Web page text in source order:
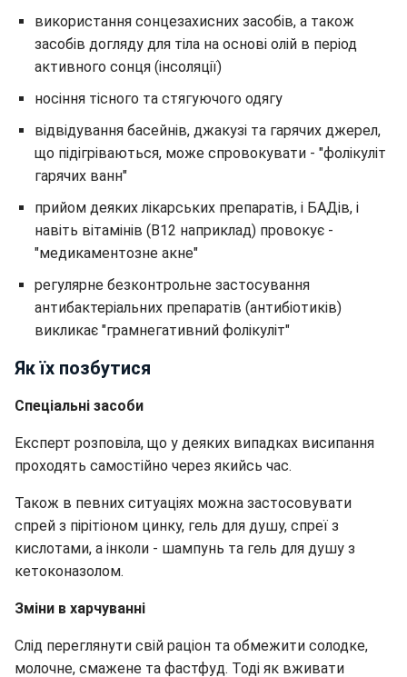
використання сонцезахисних засобів, а також
засобів догляду для тіла на основі олій в період
активного сонця (інсоляції)
носіння тісного та стягуючого одягу
відвідування басейнів, джакузі та гарячих джерел,
що підігріваються, може спровокувати - "фолікуліт
гарячих ванн"
прийом деяких лікарських препаратів, і БАДів, і
навіть вітамінів (В12 наприклад) провокує -
"медикаментозне акне"
регулярне безконтрольне застосування
антибактеріальних препаратів (антибіотиків)
викликає "грамнегативний фолікуліт"
Як їх позбутися
Спеціальні засоби
Експерт розповіла, що у деяких випадках висипання
проходять самостійно через якийсь час.
Також в певних ситуаціях можна застосовувати
спрей з пірітіоном цинку, гель для душу, спреї з
кислотами, а інколи - шампунь та гель для душу з
кетоконазолом.
Зміни в харчуванні
Слід переглянути свій раціон та обмежити солодке,
молочне, смажене та фастфуд. Тоді як вживати